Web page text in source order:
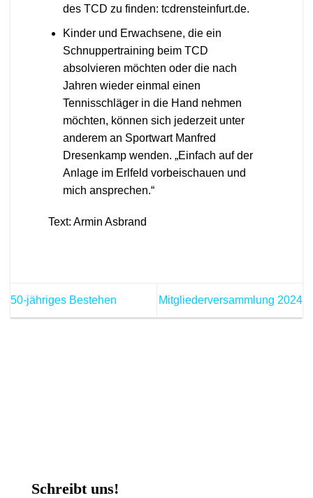
des TCD zu finden: tcdrensteinfurt.de.
Kinder und Erwachsene, die ein
Schnuppertraining beim TCD
absolvieren möchten oder die nach
Jahren wieder einmal einen
Tennisschläger in die Hand nehmen
möchten, können sich jederzeit unter
anderem an Sportwart Manfred
Dresenkamp wenden. „Einfach auf der
Anlage im Erlfeld vorbeischauen und
mich ansprechen.“
Text: Armin Asbrand
50-jähriges Bestehen Mitgliederversammlung 2024
Schreibt uns!